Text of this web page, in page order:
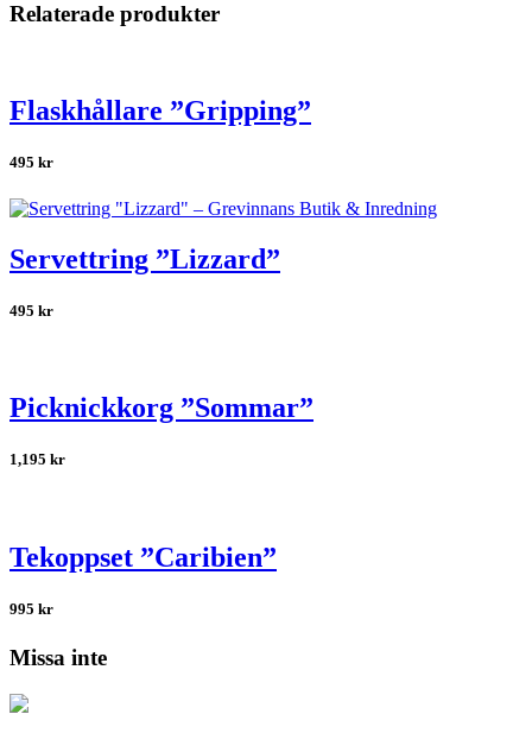
Relaterade produkter
Flaskhållare ”Gripping”
495 kr
Servettring ”Lizzard”
495 kr
Picknickkorg ”Sommar”
1,195 kr
Tekoppset ”Caribien”
995 kr
Missa inte